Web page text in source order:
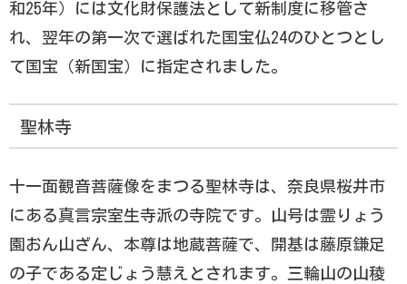
和25年）には文化財保護法として新制度に移管さ
れ、翌年の第一次で選ばれた国宝仏24のひとつとし
て国宝（新国宝）に指定されました。
聖林寺
十一面観音菩薩像をまつる聖林寺は、奈良県桜井市
にある真言宗室生寺派の寺院です。山号は霊りょう
園おん山ざん、本尊は地蔵菩薩で、開基は藤原鎌足
の子である定じょう慧えとされます。三輪山の山稜